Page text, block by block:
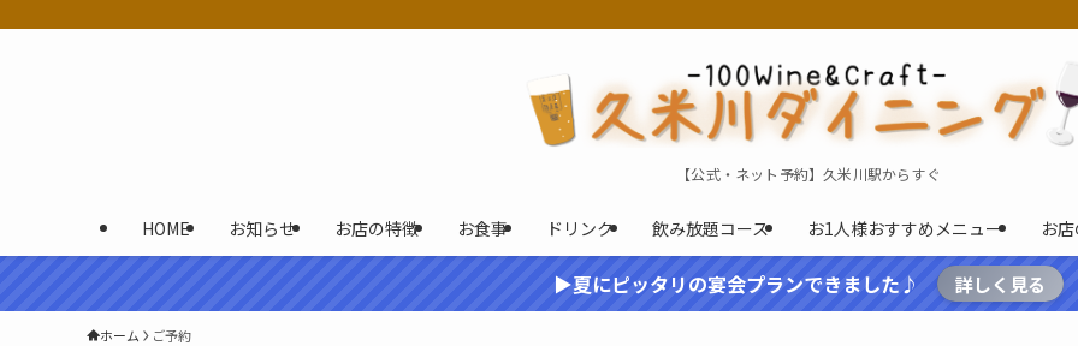
【公式・ネット予約】久米川駅からすぐ
HOME お知らせ お店の特徴 お食事 ドリンク 飲み放題コース お1人様おすすめメニュー お
▶夏にピッタリの宴会プランできました♪ 詳しく見る
ホーム ご予約